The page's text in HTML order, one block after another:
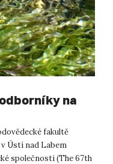
na
fakultě
Ústí nad Labem
společnosti (The 67th